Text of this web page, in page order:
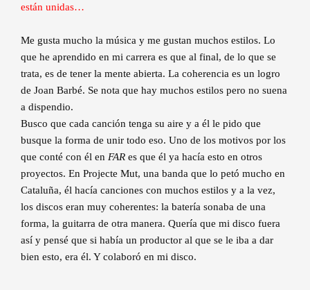
están unidas…
Me gusta mucho la música y me gustan muchos estilos. Lo
que he aprendido en mi carrera es que al final, de lo que se
trata, es de tener la mente abierta. La coherencia es un logro
de Joan Barbé. Se nota que hay muchos estilos pero no suena
a dispendio.
Busco que cada canción tenga su aire y a él le pido que
busque la forma de unir todo eso. Uno de los motivos por los
que conté con él en FAR es que él ya hacía esto en otros
proyectos. En Projecte Mut, una banda que lo petó mucho en
Cataluña, él hacía canciones con muchos estilos y a la vez,
los discos eran muy coherentes: la batería sonaba de una
forma, la guitarra de otra manera. Quería que mi disco fuera
así y pensé que si había un productor al que se le iba a dar
bien esto, era él. Y colaboró en mi disco.